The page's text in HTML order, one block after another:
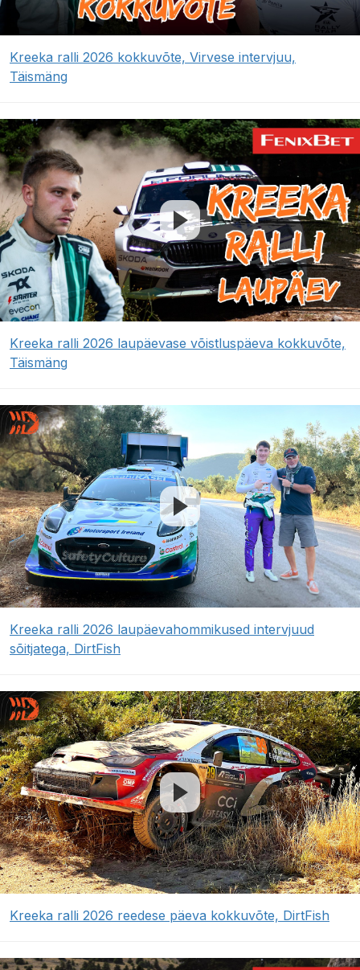
Kreeka ralli 2026 kokkuvõte, Virvese intervjuu,
Täismäng
Kreeka ralli 2026 laupäevase võistluspäeva kokkuvõte,
Täismäng
Kreeka ralli 2026 laupäevahommikused intervjuud
sõitjatega, DirtFish
Kreeka ralli 2026 reedese päeva kokkuvõte, DirtFish